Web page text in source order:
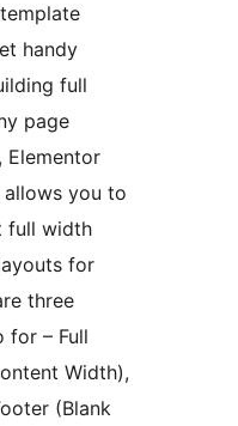
handy
full
page
Elementor
allows you to
full width
for
three
for – Full
Width),
(Blank